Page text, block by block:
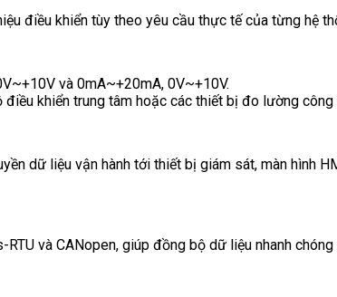
điều khiển tùy theo yêu cầu thực tế của từng hệ
và 0mA~+20mA, 0V~+10V.
khiển trung tâm hoặc các thiết bị đo lường công
dữ liệu vận hành tới thiết bị giám sát, màn hình
và CANopen, giúp đồng bộ dữ liệu nhanh